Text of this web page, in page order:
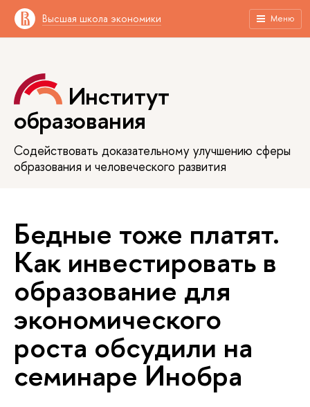
Высшая школа экономики Меню
Институт
образования
Содействовать доказательному улучшению сферы
образования и человеческого развития
Бедные тоже платят.
Как инвестировать в
образование для
экономического
роста обсудили на
семинаре Инобра